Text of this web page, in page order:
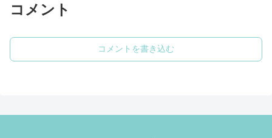
コメント
コメントを書き込む